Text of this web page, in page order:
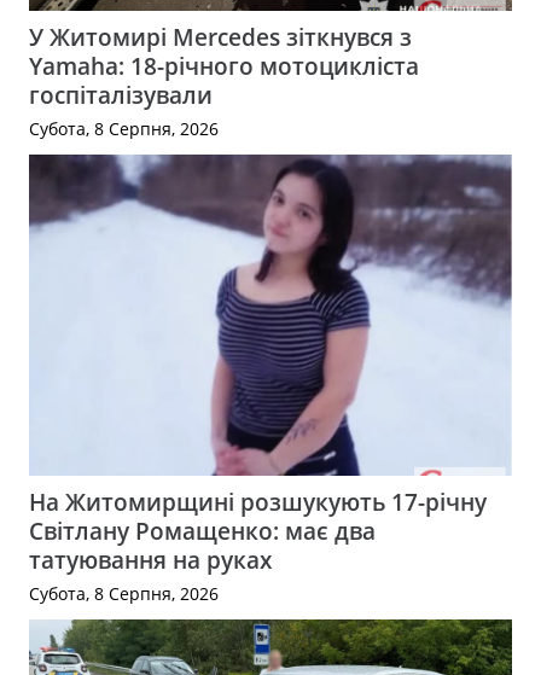
У Житомирі Mercedes зіткнувся з
Yamaha: 18-річного мотоцикліста
госпіталізували
Субота, 8 Серпня, 2026
На Житомирщині розшукують 17-річну
Світлану Ромащенко: має два
татуювання на руках
Субота, 8 Серпня, 2026